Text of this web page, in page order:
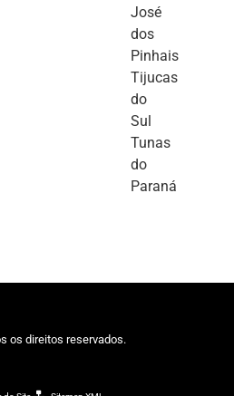
José
dos
Pinhais
Tijucas
do
Sul
Tunas
do
Paraná
os direitos reservados.